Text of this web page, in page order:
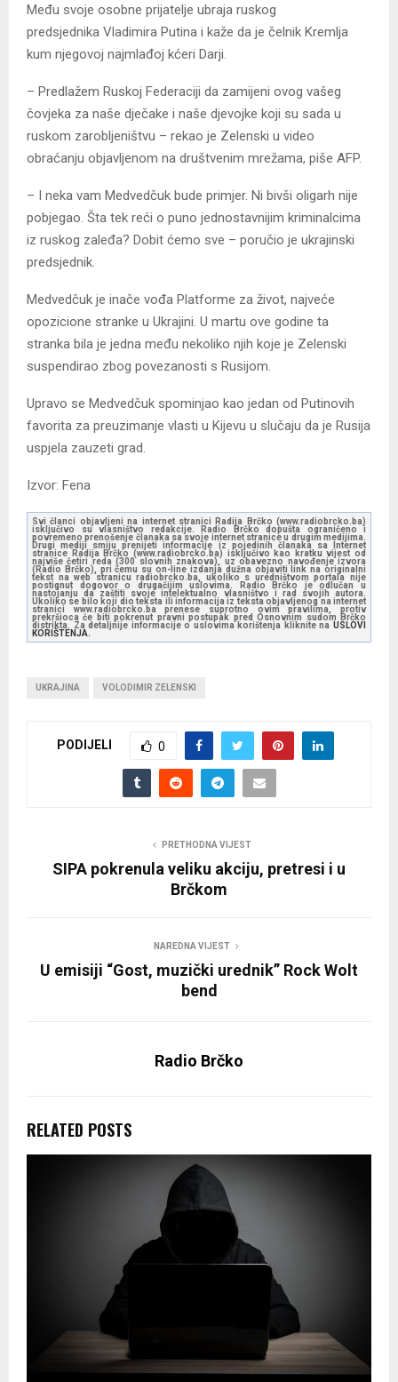
Među svoje osobne prijatelje ubraja ruskog
predsjednika Vladimira Putina i kaže da je čelnik Kremlja
kum njegovoj najmlađoj kćeri Darji.
– Predlažem Ruskoj Federaciji da zamijeni ovog vašeg
čovjeka za naše dječake i naše djevojke koji su sada u
ruskom zarobljeništvu – rekao je Zelenski u video
obraćanju objavljenom na društvenim mrežama, piše AFP.
– I neka vam Medvedčuk bude primjer. Ni bivši oligarh nije
pobjegao. Šta tek reći o puno jednostavnijim kriminalcima
iz ruskog zaleđa? Dobit ćemo sve – poručio je ukrajinski
predsjednik.
Medvedčuk je inače vođa Platforme za život, najveće
opozicione stranke u Ukrajini. U martu ove godine ta
stranka bila je jedna među nekoliko njih koje je Zelenski
suspendirao zbog povezanosti s Rusijom.
Upravo se Medvedčuk spominjao kao jedan od Putinovih
favorita za preuzimanje vlasti u Kijevu u slučaju da je Rusija
uspjela zauzeti grad.
Izvor: Fena
Svi članci objavljeni na internet stranici Radija Brčko (www.radiobrcko.ba)
isključivo su vlasništvo redakcije. Radio Brčko dopušta ograničeno i
povremeno prenošenje članaka sa svoje internet stranice u drugim medijima.
Drugi mediji smiju prenijeti informacije iz pojedinih članaka sa Internet
stranice Radija Brčko (www.radiobrcko.ba) isključivo kao kratku vijest od
najviše četiri reda (300 slovnih znakova), uz obavezno navođenje izvora
(Radio Brčko), pri čemu su on-line izdanja dužna objaviti link na originalni
tekst na web stranicu radiobrcko.ba, ukoliko s uredništvom portala nije
postignut dogovor o drugačijim uslovima. Radio Brčko je odlučan u
nastojanju da zaštiti svoje intelektualno vlasništvo i rad svojih autora.
Ukoliko se bilo koji dio teksta ili informacija iz teksta objavljenog na internet
stranici www.radiobrcko.ba prenese suprotno ovim pravilima, protiv
prekršioca će biti pokrenut pravni postupak pred Osnovnim sudom Brčko
distrikta. Za detaljnije informacije o uslovima korištenja kliknite na USLOVI
KORIŠTENJA.
UKRAJINA VOLODIMIR ZELENSKI
PODIJELI 0
PRETHODNA VIJEST
SIPA pokrenula veliku akciju, pretresi i u
Brčkom
NAREDNA VIJEST
U emisiji “Gost, muzički urednik” Rock Wolt
bend
Radio Brčko
RELATED POSTS